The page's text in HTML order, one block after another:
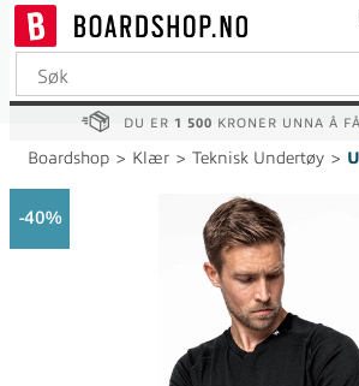
DU ER 1 500 KRONER UNNA Å
Boardshop>Klær>Teknisk Undertøy>
40%